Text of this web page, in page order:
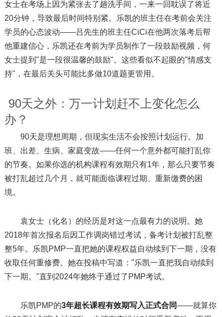
女士在考场上因为紧张去了趟洗手间，一来一回耽误了将近
20分钟，导致最后时间特别紧。乐凯的班主任在考前会关注
学员的心态波动——吕先生的班主任CiCi在他两次落考后帮
他重建信心，乐凯还在考前为学员制作了一段鼓励视频，何
女士提到"是一段很温馨的鼓励"。这些看似不起眼的"情感支
持"，在最后关头可能比多做10道题更管用。
90天之外：万一计划赶不上变化怎么
办？
90天是理想周期，但现实生活不会按照计划运行。加
班、出差、生病、家庭变故——任何一个意外都可能打乱你
的节奏。如果你选的机构课程有效期只有1年，那么只要节奏
被打乱超过几个月，就可能面临课程过期、重新缴费的困
境。
袁女士（化名）的经历是对这一点最有力的说明。她
2018年首次报名后因工作调岗错过考试，备考计划被打乱整
整5年。乐凯PMP一直把她的课程权益自动续到下一期，没有
收取任何重修费。她在投稿中写道："乐凯一直把我自动续到
下一期。"直到2024年她终于通过了PMP考试。
乐凯PMP的3年超长课程有效期写入正式合同——就算你